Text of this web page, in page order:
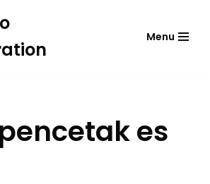
Menu
es